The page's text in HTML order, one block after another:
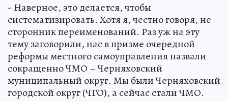
- Наверное, это делается, чтобы
систематизировать. Хотя я, честно говоря, не
сторонник переименований. Раз уж на эту
тему заговорили, нас в призме очередной
реформы местного самоуправления назвали
сокращенно ЧМО – Черняховский
муниципальный округ. Мы были Черняховский
городской округ (ЧГО), а сейчас стали ЧМО.